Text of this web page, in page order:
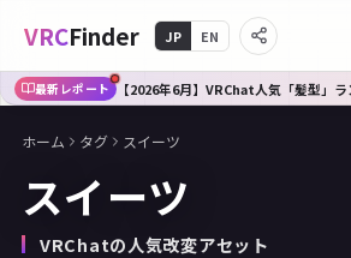
VRCFinder JP EN
最新レポート
ホーム タグ スイーツ
スイーツ
VRChatの人気改変アセット